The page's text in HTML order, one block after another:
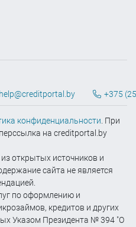
help@creditportal.by +375
конфиденциальности . При
на creditportal.by
открытых источников и
сайта не является
по оформлению и
кредитов и других
Указом Президента № 394 "О